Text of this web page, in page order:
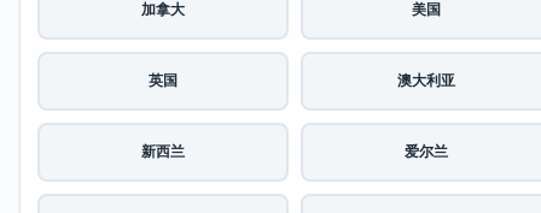
加拿大 美国
英国 澳大利亚
新西兰 爱尔兰